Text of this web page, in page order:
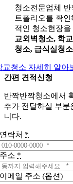
청소전문업체
트폴리오를 확
적인 청소현장
교외벽청소, 학
청소, 급식실청소
교청소 자세히 알아
간편 견적신청
반짝반짝청소에서
추가 전달하실 부
니다.
연락처 *
주소 *
이메일 주소 (옵션)